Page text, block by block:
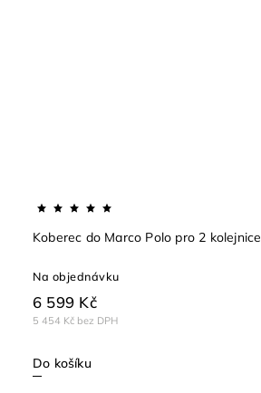
Koberec do Marco Polo pro 2 kolejnice
Na objednávku
5 454 Kč bez DPH
6 599 Kč
Do košíku